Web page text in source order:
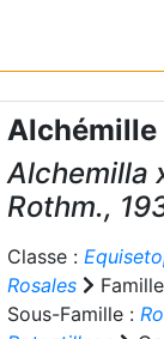
Alchemilla
Rothm.,
Classe :
Rosales
Sous-Famille :